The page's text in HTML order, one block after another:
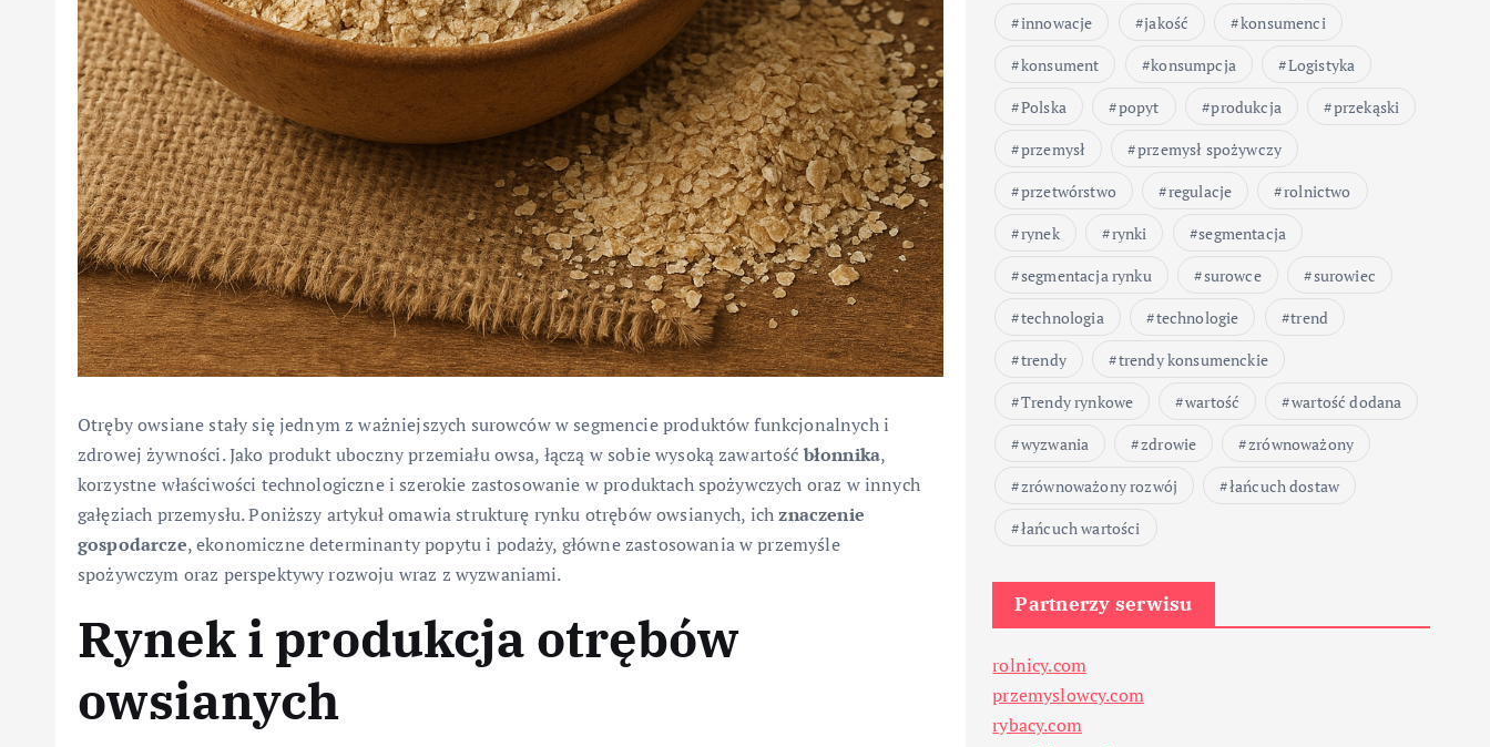
Otręby owsiane stały się jednym z ważniejszych surowców w segmencie produktów funkcjonalnych i
zdrowej żywności. Jako produkt uboczny przemiału owsa, łączą w sobie wysoką zawartość błonnika,
korzystne właściwości technologiczne i szerokie zastosowanie w produktach spożywczych oraz w innych
gałęziach przemysłu. Poniższy artykuł omawia strukturę rynku otrębów owsianych, ichznaczenie
gospodarcze, ekonomiczne determinanty popytu i podaży, główne zastosowania w przemyśle
spożywczym oraz perspektywy rozwoju wraz z wyzwaniami.
Rynek i produkcja otrębów
owsianych
innowacje
jakość
konsumenci
konsument
konsumpcja
Logistyka
Polska
popyt produkcja
przekąski
przemysł
przemysł spożywczy
przetwórstwo
regulacje
rolnictwo
rynek
rynki
segmentacja
segmentacja rynku
surowce
surowiec
technologia
technologie
trend
trendy
trendy konsumenckie
Trendy rynkowe
wartość
wartość dodana
wyzwania
zdrowie
zrównoważony
zrównoważony rozwój
łańcuch dostaw
łańcuch wartości
Partnerzy serwisu
rolnicy.com
przemyslowcy.com
rybacy.com